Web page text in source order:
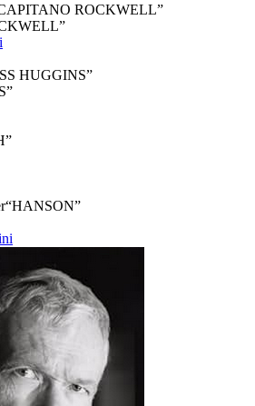
ROCKWELL”
HUGGINS”
”
“HANSON”